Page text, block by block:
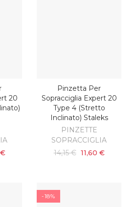
20
AGGIUNGI AL CARRELLO
Pinzetta Per
Sopracciglia Expert 20
Type 4 (stretto
Inclinato) Staleks
PINZETTE
SOPRACCIGLIA
14,15 € 11,60 €
-18%